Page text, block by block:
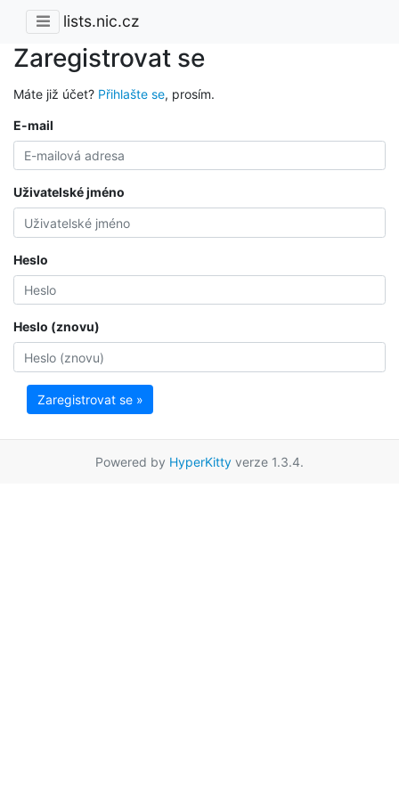
lists.nic.cz
Zaregistrovat se
Máte již účet? Přihlašte se, prosím.
E-mail
Uživatelské jméno
Heslo
Heslo (znovu)
Zaregistrovat se »
Powered by HyperKitty verze 1.3.4.